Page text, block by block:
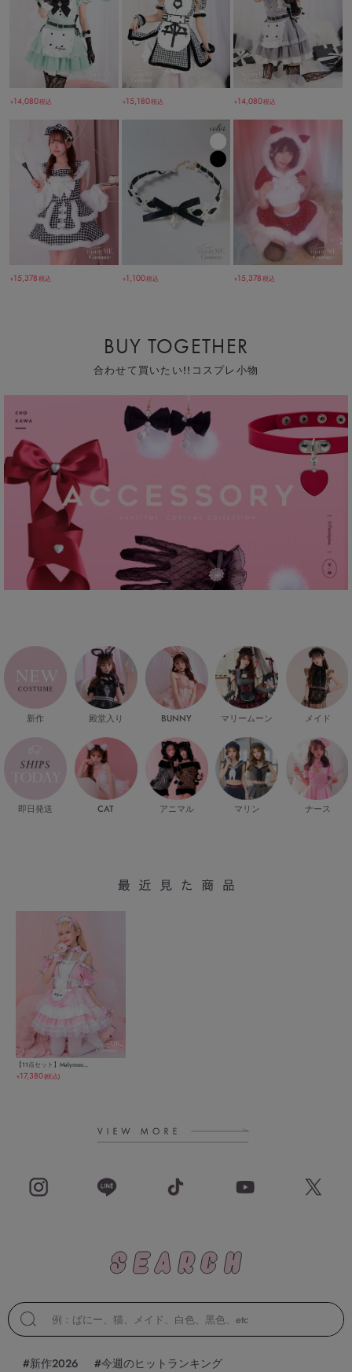
￥14,080税込 ￥15,180税込 ￥14,080税込
￥15,378税込 ￥1,100税込 ￥15,378 税込
BUY TOGETHER
合わせて買いたい!!コスプレ小物
新作
即日発送
殿堂入り
CAT
BUNNY
アニマル
マリームーン
マリン
メイド
ナース
【11点セット】Malymoo...
￥17,380(税込)
#新作2026 #今週のヒットランキング